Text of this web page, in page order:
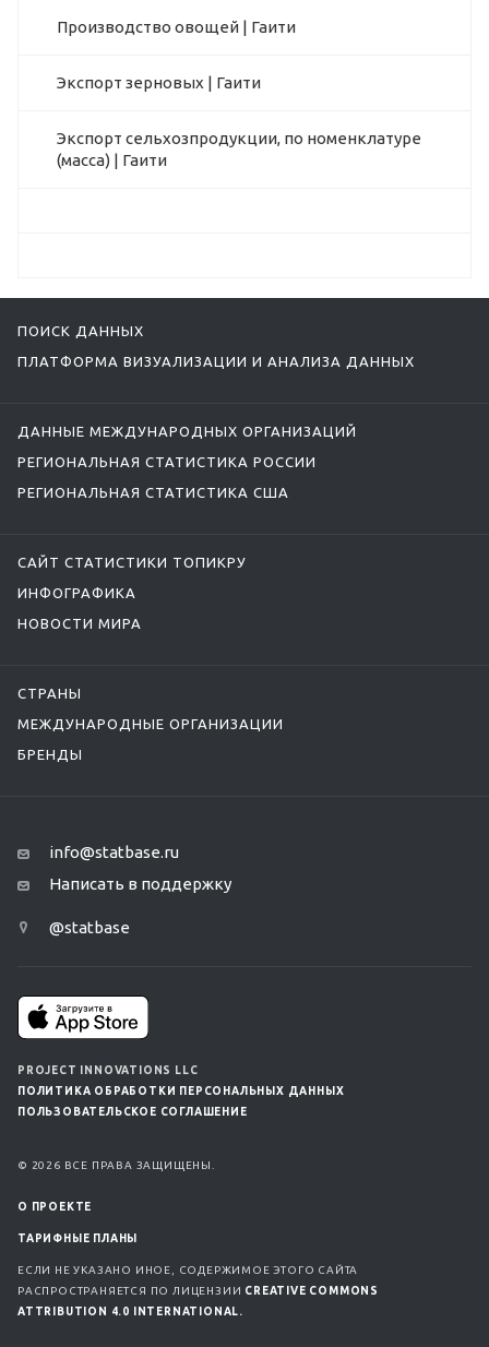
Производство овощей | Гаити
Экспорт зерновых | Гаити
Экспорт сельхозпродукции, по номенклатуре
(масса) | Гаити
ПОИСК ДАННЫХ
ПЛАТФОРМА ВИЗУАЛИЗАЦИИ И АНАЛИЗА ДАННЫХ
ДАННЫЕ МЕЖДУНАРОДНЫХ ОРГАНИЗАЦИЙ
РЕГИОНАЛЬНАЯ СТАТИСТИКА РОССИИ
РЕГИОНАЛЬНАЯ СТАТИСТИКА США
САЙТ СТАТИСТИКИ ТОПИКРУ
ИНФОГРАФИКА
НОВОСТИ МИРА
СТРАНЫ
МЕЖДУНАРОДНЫЕ ОРГАНИЗАЦИИ
БРЕНДЫ
info@statbase.ru
Написать в поддержку
@statbase
PROJECT INNOVATIONS LLC
ПОЛИТИКА ОБРАБОТКИ ПЕРСОНАЛЬНЫХ ДАННЫХ
ПОЛЬЗОВАТЕЛЬСКОЕ СОГЛАШЕНИЕ
© 2026 ВСЕ ПРАВА ЗАЩИЩЕНЫ.
О ПРОЕКТЕ
ТАРИФНЫЕ ПЛАНЫ
ЕСЛИ НЕ УКАЗАНО ИНОЕ, СОДЕРЖИМОЕ ЭТОГО САЙТА
РАСПРОСТРАНЯЕТСЯ ПО ЛИЦЕНЗИИ CREATIVE COMMONS
ATTRIBUTION 4.0 INTERNATIONAL.